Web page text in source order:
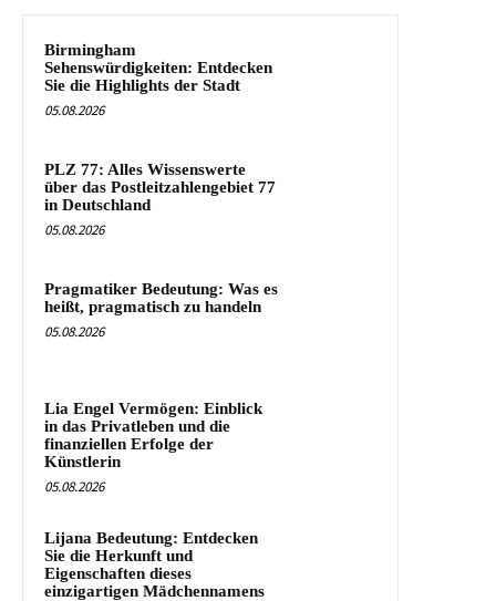
Birmingham
Sehenswürdigkeiten: Entdecken
Sie die Highlights der Stadt
05.08.2026
PLZ 77: Alles Wissenswerte
über das Postleitzahlengebiet 77
in Deutschland
05.08.2026
Pragmatiker Bedeutung: Was es
heißt, pragmatisch zu handeln
05.08.2026
Lia Engel Vermögen: Einblick
in das Privatleben und die
finanziellen Erfolge der
Künstlerin
05.08.2026
Lijana Bedeutung: Entdecken
Sie die Herkunft und
Eigenschaften dieses
einzigartigen Mädchennamens